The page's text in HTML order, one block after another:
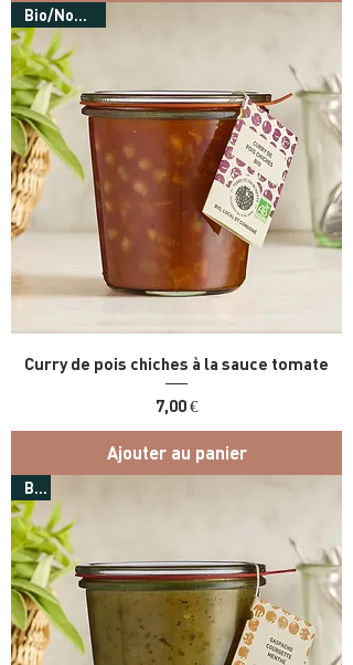
Bio/Nouveau
Curry de pois chiches à la sauce tomate
Prix
7,00 €
Ajouter au panier
Bio